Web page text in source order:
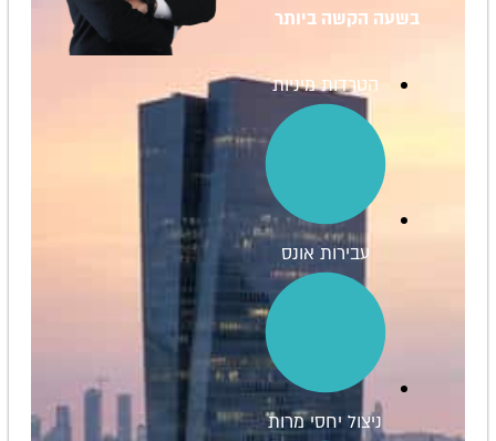
בשעה הקשה ביותר
הטרדות מיניות
עבירות אונס
ניצול יחסי מרות